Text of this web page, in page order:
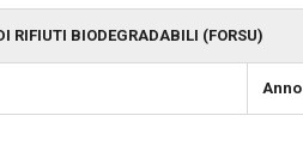
RIFIUTI BIODEGRADABILI (FORSU)
Anno